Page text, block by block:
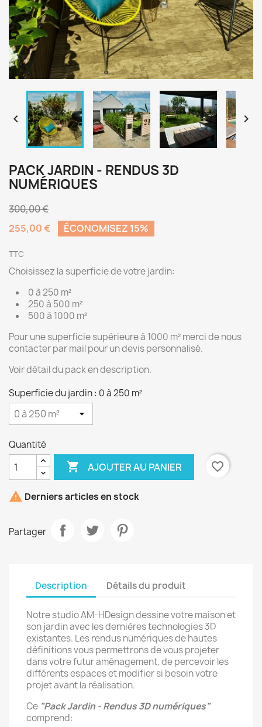
 
PACK JARDIN - RENDUS 3D
NUMÉRIQUES
300,00 €
255,00 €
ÉCONOMISEZ 15%
TTC
Choisissez la superficie de votre jardin:
0 à 250 m²
250 à 500 m²
500 à 1000 m²
Pour une superficie supérieure à 1000 m² merci de nous
contacter par mail pour un devis personnalisé.
Voir détail du pack en description.
Superficie du jardin : 0 à 250 m²
Quantité
 AJOUTER AU PANIER favorite_border
 Derniers articles en stock
Partager
Description Détails du produit
Notre studio AM-HDesign dessine votre maison et
son jardin avec les dernières technologies 3D
existantes. Les rendus numériques de hautes
définitions vous permettrons de vous projeter
dans votre futur aménagement, de percevoir les
différents espaces et modifier si besoin votre
projet avant la réalisation.
Ce "Pack Jardin - Rendus 3D numériques"
comprend: